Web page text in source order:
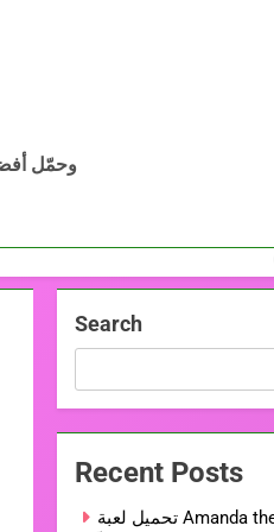
Search
Recent Posts
تحميل لعبة Amanda the Adventurer للكمبيوتر